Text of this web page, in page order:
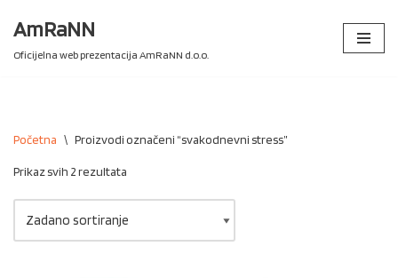
Skip
AmRaNN
Oficijelna web prezentacija AmRaNN d.o.o.
Početna \ Proizvodi označeni “svakodnevni stress”
Prikaz svih 2 rezultata